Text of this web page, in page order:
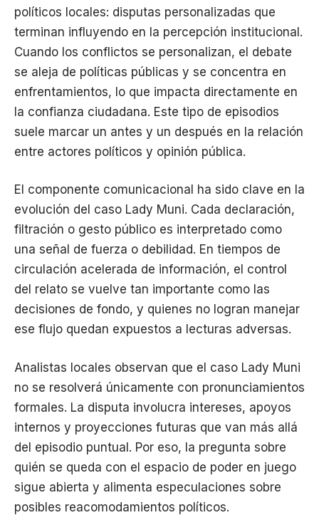
políticos locales: disputas personalizadas que
terminan influyendo en la percepción institucional.
Cuando los conflictos se personalizan, el debate
se aleja de políticas públicas y se concentra en
enfrentamientos, lo que impacta directamente en
la confianza ciudadana. Este tipo de episodios
suele marcar un antes y un después en la relación
entre actores políticos y opinión pública.
El componente comunicacional ha sido clave en la
evolución del caso Lady Muni. Cada declaración,
filtración o gesto público es interpretado como
una señal de fuerza o debilidad. En tiempos de
circulación acelerada de información, el control
del relato se vuelve tan importante como las
decisiones de fondo, y quienes no logran manejar
ese flujo quedan expuestos a lecturas adversas.
Analistas locales observan que el caso Lady Muni
no se resolverá únicamente con pronunciamientos
formales. La disputa involucra intereses, apoyos
internos y proyecciones futuras que van más allá
del episodio puntual. Por eso, la pregunta sobre
quién se queda con el espacio de poder en juego
sigue abierta y alimenta especulaciones sobre
posibles reacomodamientos políticos.